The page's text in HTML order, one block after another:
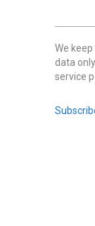
We
data
service